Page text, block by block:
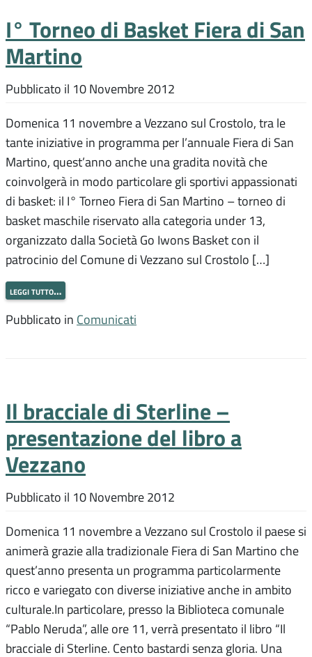
I° Torneo di Basket Fiera di San
Martino
Pubblicato il 10 Novembre 2012
Domenica 11 novembre a Vezzano sul Crostolo, tra le
tante iniziative in programma per l’annuale Fiera di San
Martino, quest’anno anche una gradita novità che
coinvolgerà in modo particolare gli sportivi appassionati
di basket: il I° Torneo Fiera di San Martino – torneo di
basket maschile riservato alla categoria under 13,
organizzato dalla Società Go Iwons Basket con il
patrocinio del Comune di Vezzano sul Crostolo […]
leggi tutto…
Pubblicato in Comunicati
Il bracciale di Sterline –
presentazione del libro a
Vezzano
Pubblicato il 10 Novembre 2012
Domenica 11 novembre a Vezzano sul Crostolo il paese si
animerà grazie alla tradizionale Fiera di San Martino che
quest’anno presenta un programma particolarmente
ricco e variegato con diverse iniziative anche in ambito
culturale.In particolare, presso la Biblioteca comunale
“Pablo Neruda”, alle ore 11, verrà presentato il libro “Il
bracciale di Sterline. Cento bastardi senza gloria. Una